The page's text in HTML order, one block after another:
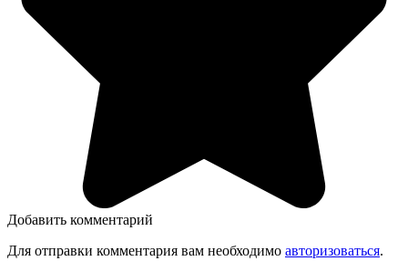
Добавить комментарий
Для отправки комментария вам необходимо авторизоваться.